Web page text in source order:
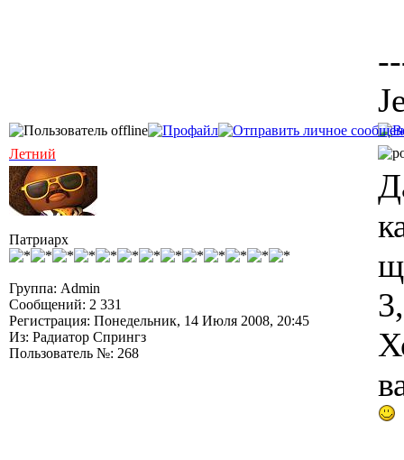
Летний
Патриарх
Группа: Admin
Сообщений: 2 331
Регистрация: Понедельник, 14 Июля 2008, 20:45
Из: Радиатор Спрингз
Пользователь №: 268